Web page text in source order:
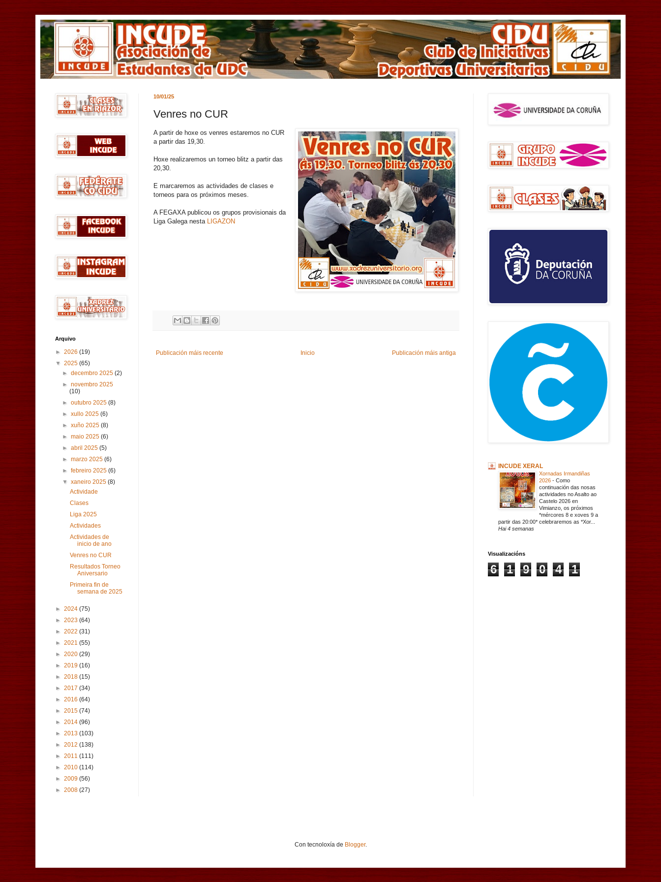
10/01/25
Venres no CUR
A partir de hoxe os venres estaremos no CUR
a partir das 19,30.
Hoxe realizaremos un torneo blitz a partir das
20,30.
E marcaremos as actividades de clases e
torneos para os próximos meses.
A FEGAXA publicou os grupos provisionais da
Liga Galega nesta LIGAZON
Publicación máis recente Publicación máis antiga
Inicio
Arquivo
► 2026 (19)
▼ 2025 (65)
►decembro 2025(2)
►novembro 2025
(10)
►outubro 2025(8)
►xullo 2025(6)
►xuño 2025(8)
►maio 2025(6)
►abril 2025(5)
►marzo 2025(6)
►febreiro 2025(6)
▼xaneiro 2025(8)
Actividade
Clases
Liga 2025
Actividades
Actividades de
inicio de ano
Venres no CUR
Resultados Torneo
Aniversario
Primeira fin de
semana de 2025
► 2024 (75)
► 2023 (64)
► 2022 (31)
► 2021 (55)
► 2020 (29)
► 2019 (16)
► 2018 (15)
► 2017 (34)
► 2016 (64)
► 2015 (74)
► 2014 (96)
► 2013 (103)
► 2012 (138)
► 2011 (111)
► 2010 (114)
► 2009 (56)
► 2008 (27)
INCUDE XERAL
Xornadas Irmandiñas
2026 - Como
continuación das nosas
actividades no Asalto ao
Castelo 2026 en
Vimianzo, os próximos
*mércores 8 e xoves 9 a
partir das 20:00* celebraremos as *Xor...
Hai 4 semanas
Visualizacións
6 1 9 0 4 1
Con tecnoloxía de Blogger.